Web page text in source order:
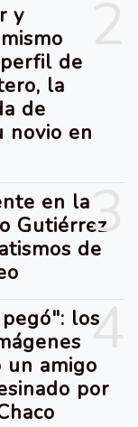
y
de
la
de
novio en
3
en la
Gutiérrez
de
4
los
amigo
por